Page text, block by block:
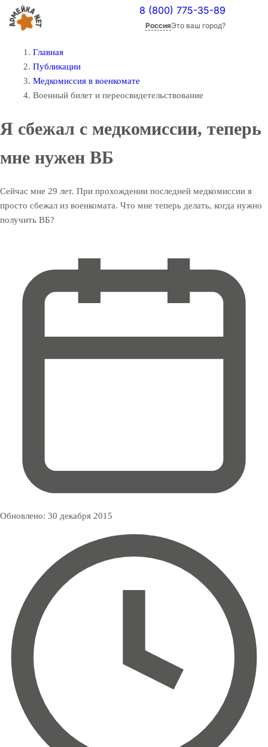
8 (800) 775-35-89
РоссияЭто ваш город?
Главная
Публикации
Медкомиссия в военкомате
Военный билет и переосвидетельствование
Я сбежал с медкомиссии, теперь
мне нужен ВБ
Сейчас мне 29 лет. При прохождении последней медкомиссии я
просто сбежал из военкомата. Что мне теперь делать, когда нужно
получить ВБ?
Обновлено: 30 декабря 2015